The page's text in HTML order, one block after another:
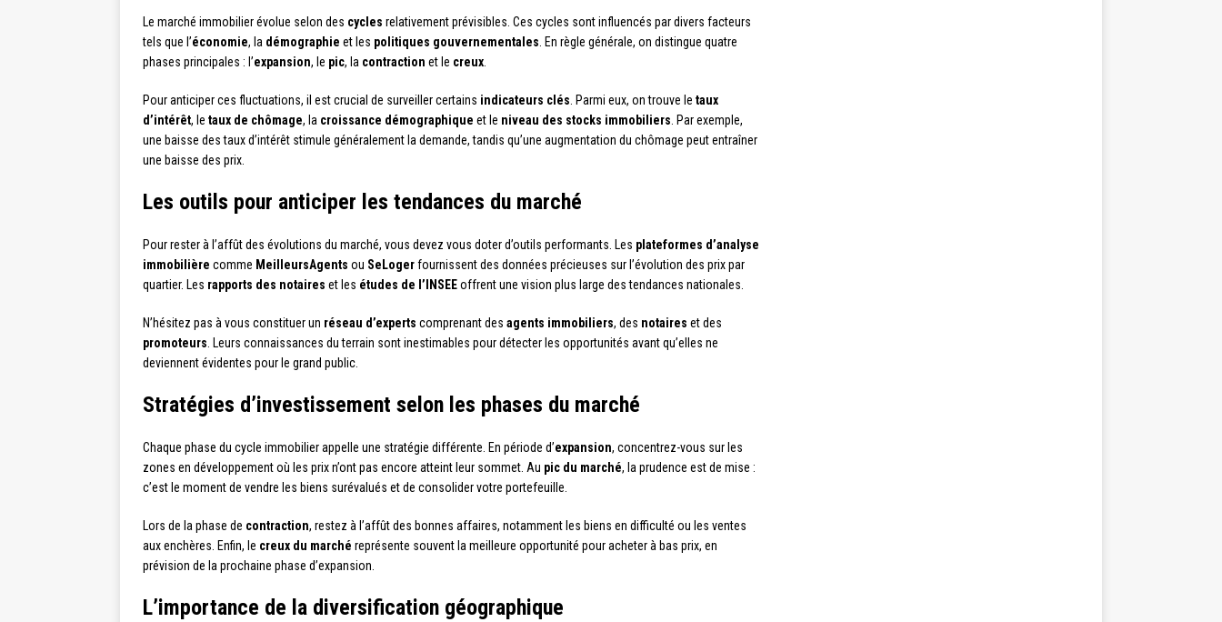
Le marché immobilier évolue selon des cycles relativement prévisibles. Ces cycles sont influencés par divers facteurs
tels que l’économie, la démographie et les politiques gouvernementales . En règle générale, on distingue quatre
phases principales : l’expansion, le pic, la contraction et le creux
Pour anticiper ces fluctuations, il est crucial de surveiller certains indicateurs clés . Parmi eux, on trouve le taux
d’intérêt, le taux de chômage, la croissance démographique et le niveau des stocks immobiliers . Par exemple,
une baisse des taux d’intérêt stimule généralement la demande, tandis qu’une augmentation du chômage peut entraîner
une baisse des prix.
Les outils pour anticiper les tendances du marché
Pour rester à l’affût des évolutions du marché, vous devez vous doter d’outils performants. Les plateformes d’analyse
immobilière comme MeilleursAgents ou SeLogerfournissent des données précieuses sur l’évolution des prix par
quartier. Les rapports des notaires et les études de l’INSEEoffrent une vision plus large des tendances nationales.
N’hésitez pas à vous constituer un réseau d’experts comprenant des agents immobiliers, des notaires et des
promoteurs . Leurs connaissances du terrain sont inestimables pour détecter les opportunités avant qu’elles ne
deviennent évidentes pour le grand public.
Stratégies d’investissement selon les phases du marché
Chaque phase du cycle immobilier appelle une stratégie différente. En période d’expansion, concentrez-vous sur les
zones en développement où les prix n’ont pas encore atteint leur sommet. Au pic du marché, la prudence est de mise :
c’est le moment de vendre les biens surévalués et de consolider votre portefeuille.
Lors de la phase de contraction, restez à l’affût des bonnes affaires, notamment les biens en difficulté ou les ventes
aux enchères. Enfin, le creux du marché représente souvent la meilleure opportunité pour acheter à bas prix, en
prévision de la prochaine phase d’expansion.
L’importance de la diversification géographique